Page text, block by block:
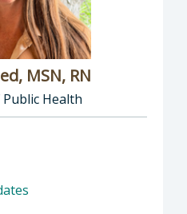
MSN, RN
Health
of Public Health: